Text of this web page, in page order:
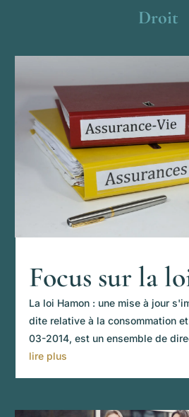
Droit
Focus sur la
La loi Hamon : une mise à jour
dite relative à la consommation
03-2014, est un ensemble de
lire plus